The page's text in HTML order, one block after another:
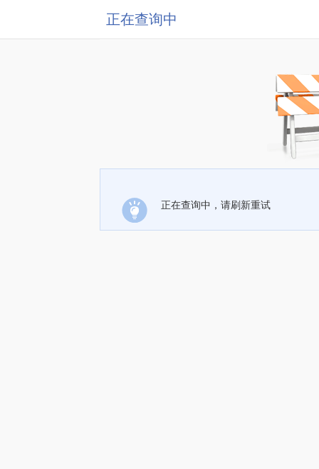
正在查询中
正在查询中，请刷新重试